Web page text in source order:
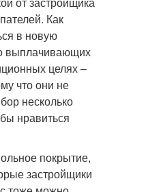
Как
в новую
выплачивающих
целях –
что они не
несколько
нравиться
покрытие,
застройщики